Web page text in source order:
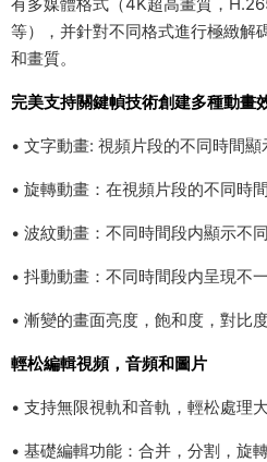
等），并針對不同格式進行極緻解
和畫質。
完美支持關鍵幀技術創建多種動畫
• 文字動畫: 視頻片段的不同時間顯
• 旋轉動畫：在視頻片段的不同時
• 波紋動畫：不同時間段内顯示不
• 抖動動畫：不同時間段内呈現不
• 漸變的畫面亮度，飽和度，對比
輕松編輯視頻，音頻和圖片
• 支持無限視軌和音軌，輕松處理
• 基礎編輯功能：合并，分割，旋